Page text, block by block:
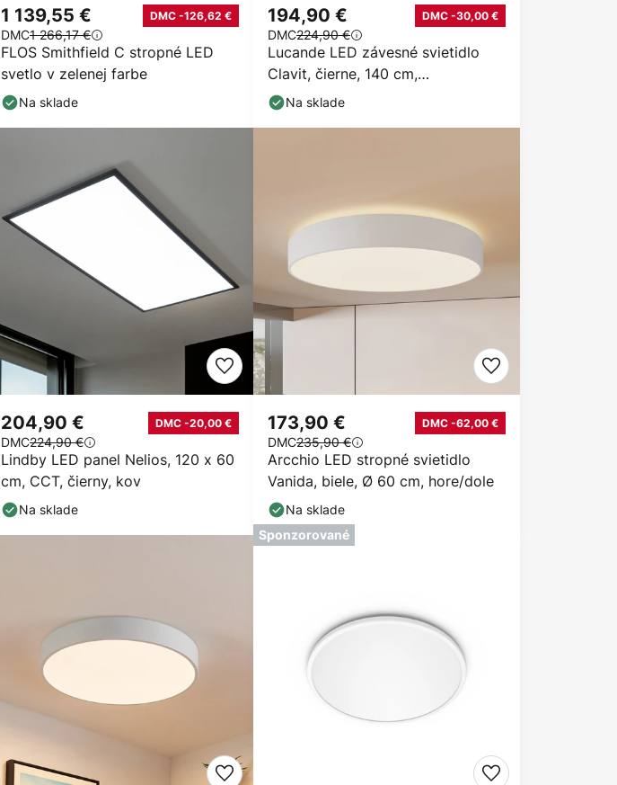
FLOS Smithfield C stropné LED
svetlo v zelenej farbe
1 139,55 € DMC -126,62 €
DMC1 266,17 €
Na sklade
Lucande LED závesné svietidlo
Clavit, čierne, 140 cm,
stmievateľné
194,90 € DMC -30,00 €
DMC224,90 €
Na sklade
Lindby LED panel Nelios, 120 x 60
cm, CCT, čierny, kov
204,90 € DMC -20,00 €
DMC224,90 €
Na sklade
Arcchio LED stropné svietidlo
Vanida, biele, Ø 60 cm, hore/dole
173,90 € DMC -62,00 €
DMC235,90 €
Na sklade
Sponzorované